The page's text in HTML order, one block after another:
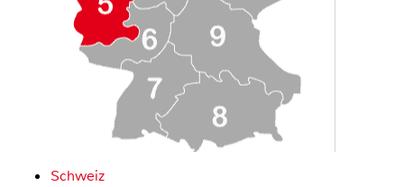
Schweiz